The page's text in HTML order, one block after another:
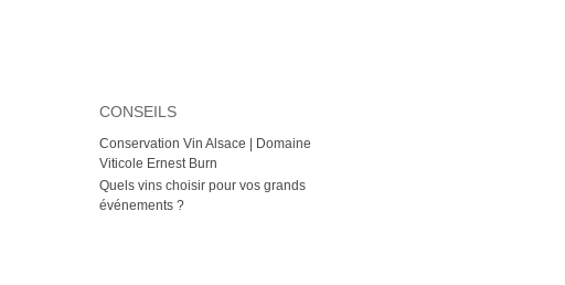
CONSEILS
Conservation Vin Alsace | Domaine
Viticole Ernest Burn
Quels vins choisir pour vos grands
événements ?